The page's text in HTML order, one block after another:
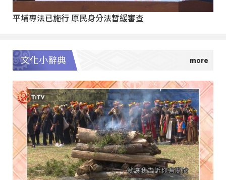
平埔專法已施行 原民身分法暫緩審查
文化小辭典